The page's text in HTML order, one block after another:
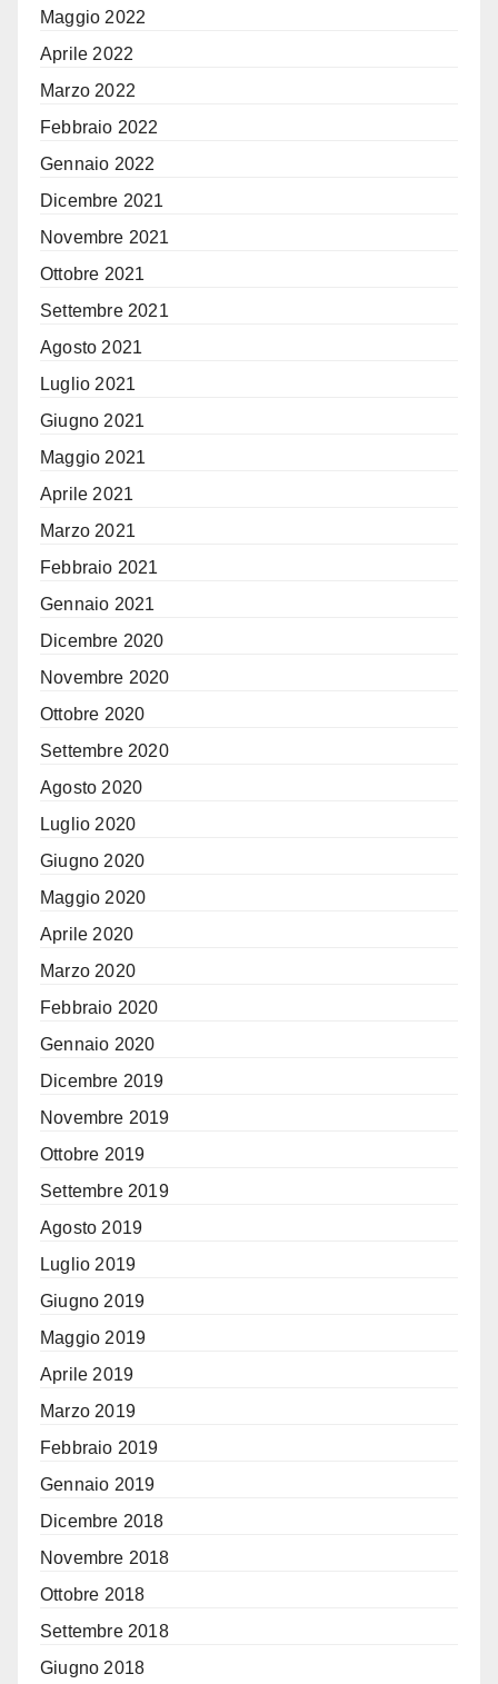
Maggio 2022
Aprile 2022
Marzo 2022
Febbraio 2022
Gennaio 2022
Dicembre 2021
Novembre 2021
Ottobre 2021
Settembre 2021
Agosto 2021
Luglio 2021
Giugno 2021
Maggio 2021
Aprile 2021
Marzo 2021
Febbraio 2021
Gennaio 2021
Dicembre 2020
Novembre 2020
Ottobre 2020
Settembre 2020
Agosto 2020
Luglio 2020
Giugno 2020
Maggio 2020
Aprile 2020
Marzo 2020
Febbraio 2020
Gennaio 2020
Dicembre 2019
Novembre 2019
Ottobre 2019
Settembre 2019
Agosto 2019
Luglio 2019
Giugno 2019
Maggio 2019
Aprile 2019
Marzo 2019
Febbraio 2019
Gennaio 2019
Dicembre 2018
Novembre 2018
Ottobre 2018
Settembre 2018
Giugno 2018